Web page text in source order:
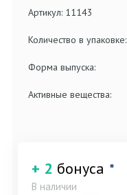
Артикул: 11143
Количество в упаковке:
Форма выпуска:
Активные вещества:
+ 2 бонуса *
В наличии